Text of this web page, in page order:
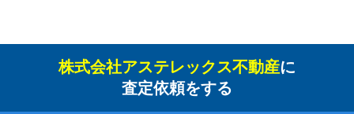
株式会社アステレックス不動産に
査定依頼をする